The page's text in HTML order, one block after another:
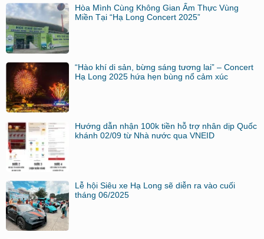
Hòa Mình Cùng Không Gian Ẩm Thực Vùng
Miền Tại “Hạ Long Concert 2025”
“Hào khí di sản, bừng sáng tương lai” – Concert
Hạ Long 2025 hứa hẹn bùng nổ cảm xúc
Hướng dẫn nhận 100k tiền hỗ trợ nhân dịp Quốc
khánh 02/09 từ Nhà nước qua VNEID
Lễ hội Siêu xe Hạ Long sẽ diễn ra vào cuối
tháng 06/2025